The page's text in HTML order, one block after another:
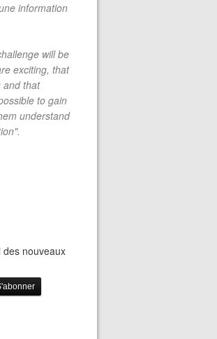
information
will be
exciting, that
and that
to gain
understand
nouveaux